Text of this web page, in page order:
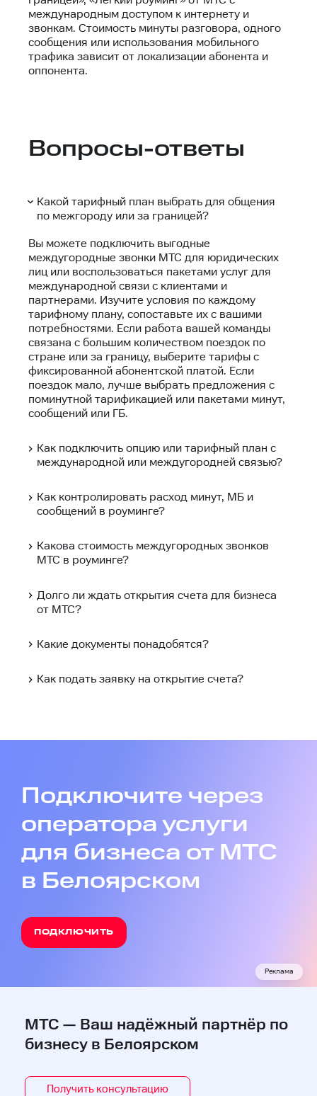
международным доступом к интернету и
звонкам. Стоимость минуты разговора, одного
сообщения или использования мобильного
трафика зависит от локализации абонента и
оппонента.
Вопросы-ответы
Какой тарифный план выбрать для общения
по межгороду или за границей?
Вы можете подключить выгодные
междугородные звонки МТС для юридических
лиц или воспользоваться пакетами услуг для
международной связи с клиентами и
партнерами. Изучите условия по каждому
тарифному плану, сопоставьте их с вашими
потребностями. Если работа вашей команды
связана с большим количеством поездок по
стране или за границу, выберите тарифы с
фиксированной абонентской платой. Если
поездок мало, лучше выбрать предложения с
поминутной тарификацией или пакетами минут,
сообщений или ГБ.
Как подключить опцию или тарифный план с
международной или междугородней связью?
Как контролировать расход минут, МБ и
сообщений в роуминге?
Какова стоимость междугородных звонков
МТС в роуминге?
Долго ли ждать открытия счета для бизнеса
от МТС?
Какие документы понадобятся?
Как подать заявку на открытие счета?
Подключите через
оператора услуги
для бизнеса от МТС
в Белоярском
ПОДКЛЮЧИТЬ
Реклама
МТС — Ваш надёжный партнёр по
бизнесу в Белоярском
Получить консультацию